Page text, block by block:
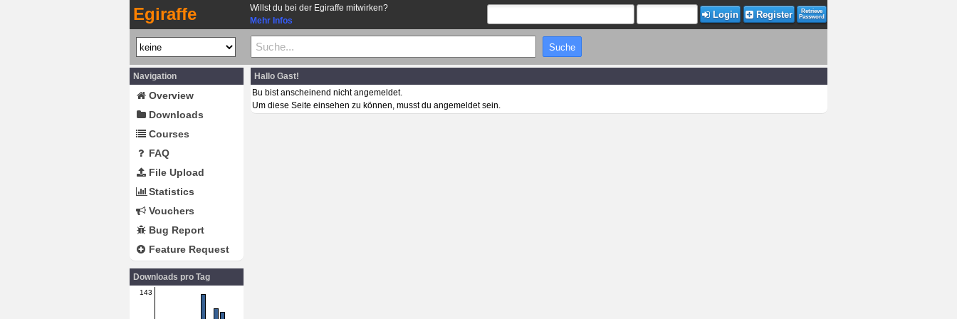
Egiraffe
Willst du bei der Egiraffe mitwirken?
Mehr Infos
Login Register
Retrieve
Password
Navigation
Overview
Downloads
Courses
FAQ
File Upload
Statistics
Vouchers
Bug Report
Feature Request
Downloads pro Tag
143
Hallo Gast!
Bu bist anscheinend nicht angemeldet.
Um diese Seite einsehen zu können, musst du angemeldet sein.